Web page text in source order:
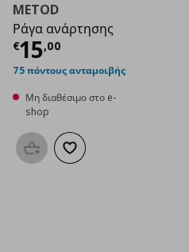
METOD
Ράγα ανάρτησης
€15,00
Τρέχουσα τιμή
75 πόντους ανταμοιβής
Μη διαθέσιμο στο e-
shop
Προσθήκη στο καλάθι
Προσθήκη στα αγαπημένα